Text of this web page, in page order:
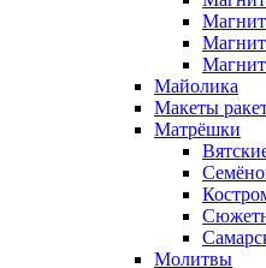
Майолика
Макеты
Матрёшки
Молитвы